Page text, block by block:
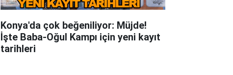
Konya'da çok beğeniliyor: Müjde!
İşte Baba-Oğul Kampı için yeni kayıt
tarihleri